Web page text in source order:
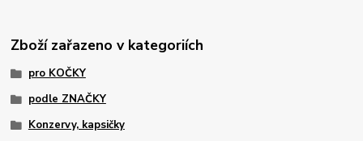
Zboží zařazeno v kategoriích
pro KOČKY
podle ZNAČKY
Konzervy, kapsičky